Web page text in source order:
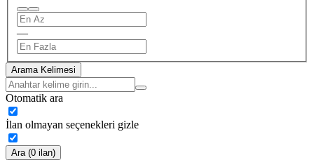
—
Arama Kelimesi
Otomatik ara
İlan olmayan seçenekleri gizle
Ara (0 ilan)